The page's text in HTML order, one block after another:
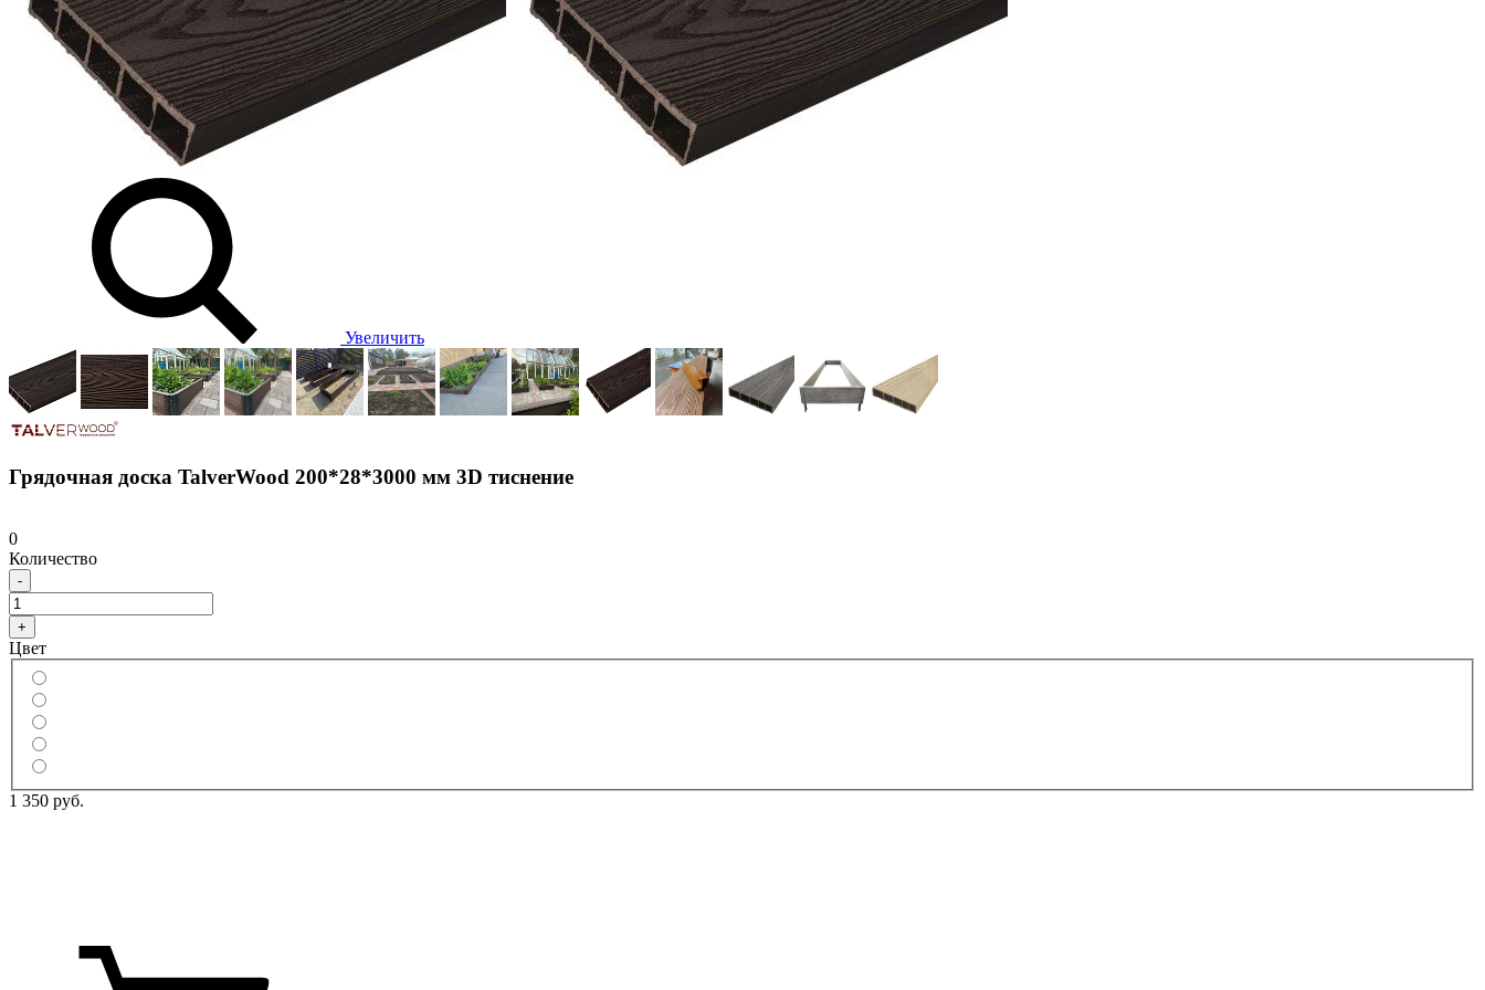
Увеличить
Грядочная доска TalverWood 200*28*3000 мм 3D тиснение
0
Количество
-
+
Цвет
1 350 руб.